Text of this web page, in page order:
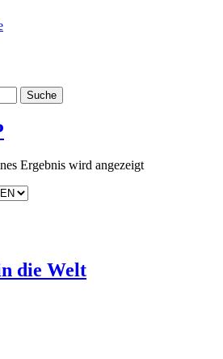
Ergebnis wird angezeigt
die Welt